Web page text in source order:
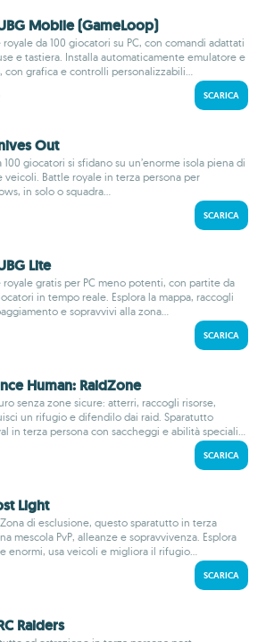
Mobile (GameLoop)
royale da 100 giocatori su PC, con comandi adattati
e tastiera. Installa automaticamente emulatore e
con grafica e controlli personalizzabili...
SCARICA
Out
100 giocatori si sfidano su un’enorme isola piena di
veicoli. Battle royale in terza persona per
in solo o squadra...
SCARICA
Lite
royale gratis per PC meno potenti, con partite da
in tempo reale. Esplora la mappa, raccogli
e sopravvivi alla zona...
SCARICA
Human: RaidZone
senza zone sicure: atterri, raccogli risorse,
un rifugio e difendilo dai raid. Sparatutto
in terza persona con saccheggi e abilità speciali...
SCARICA
Light
di esclusione, questo sparatutto in terza
mescola PvP, alleanze e sopravvivenza. Esplora
enormi, usa veicoli e migliora il rifugio...
SCARICA
Raiders